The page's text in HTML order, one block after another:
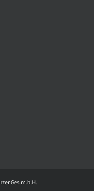
Ges.m.b.H.